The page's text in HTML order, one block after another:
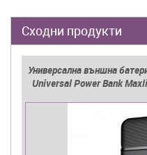
Сходни продукти
Универсална външна
Universal Power Bank